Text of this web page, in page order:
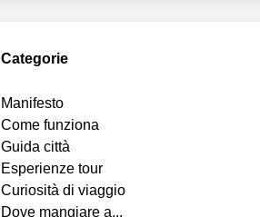
Categorie
Manifesto
Come funziona
Guida città
Esperienze tour
Curiosità di viaggio
Dove mangiare a...